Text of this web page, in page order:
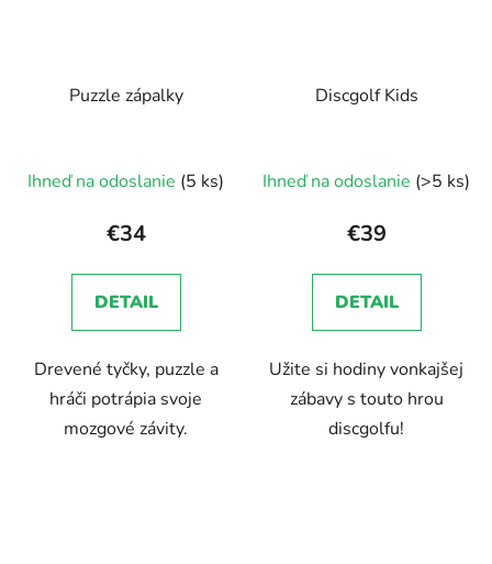
Puzzle zápalky
Ihneď na odoslanie (5 ks)
€34
DETAIL
Drevené tyčky, puzzle a
hráči potrápia svoje
mozgové závity.
Discgolf Kids
Ihneď na odoslanie (>5 ks)
€39
DETAIL
Užite si hodiny vonkajšej
zábavy s touto hrou
discgolfu!